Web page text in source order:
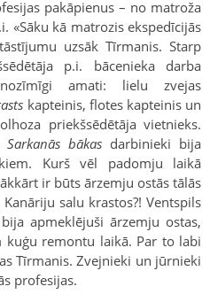
pakāpienus – no matroža
«Sāku kā matrozis ekspedīcijās
uzsāk Tīrmanis. Starp
p.i. bācenieka darba
amati: lielu zvejas
kapteinis, flotes kapteinis un
priekšsēdētāja vietnieks.
Sarkanās bākas darbinieki bija
Kurš vēl padomju laikā
ir būts ārzemju ostās tālās
salu krastos?! Ventspils
apmeklējuši ārzemju ostas,
remontu laikā. Par to labi
Tīrmanis. Zvejnieki un jūrnieki
profesijas.